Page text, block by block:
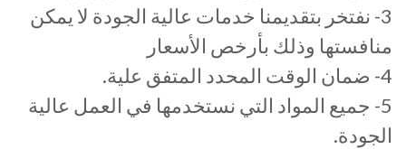
3- نفتخر بتقديمنا خدمات عالية الجودة لا يمكن
منافستها وذلك بأرخص الأسعار
4- ضمان الوقت المحدد المتفق علية.
5- جميع المواد التي نستخدمها في العمل عالية
الجودة.